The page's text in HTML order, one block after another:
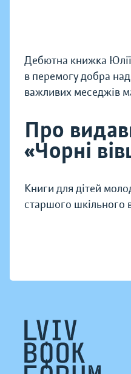
Дебютна книжка
в перемогу добра над
важливих меседжів
Про
«Чорні
Книги для дітей
старшого шкільного